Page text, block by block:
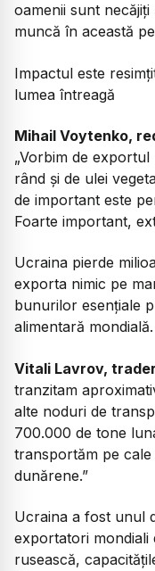
oamenii sunt
muncă în această
Impactul este
lumea întreagă
Mihail Voytenko,
„Vorbim de
rând și de ulei
de important este
Foarte important,
Ucraina pierde
exporta nimic pe
bunurilor esențiale
alimentară mondială.
Vitali Lavrov,
tranzitam
alte noduri de
700.000 de tone
transportăm pe
dunărene.”
Ucraina a fost unul
exportatori mondiali
rusească,